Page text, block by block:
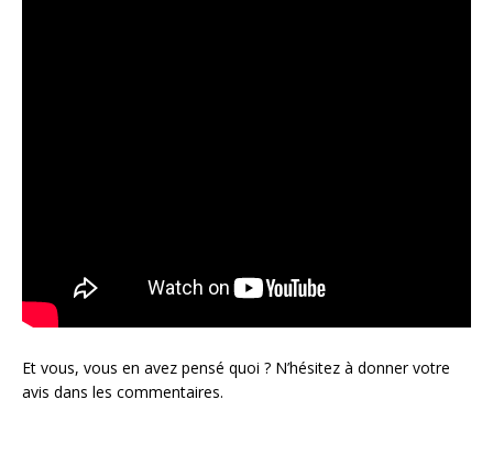
Et vous, vous en avez pensé quoi ? N’hésitez à donner votre
avis dans les commentaires.